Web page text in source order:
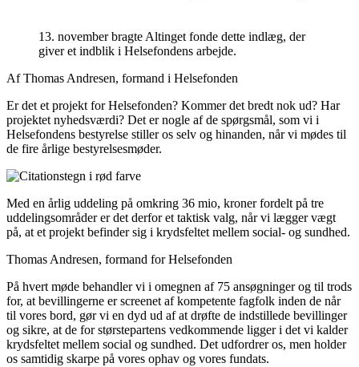
13. november bragte Altinget fonde dette indlæg, der
giver et indblik i Helsefondens arbejde.
Af Thomas Andresen, formand i Helsefonden
Er det et projekt for Helsefonden? Kommer det bredt nok ud? Har
projektet nyhedsværdi? Det er nogle af de spørgsmål, som vi i
Helsefondens bestyrelse stiller os selv og hinanden, når vi mødes til
de fire årlige bestyrelsesmøder.
Med en årlig uddeling på omkring 36 mio, kroner fordelt på tre
uddelingsområder er det derfor et taktisk valg, når vi lægger vægt
på, at et projekt befinder sig i krydsfeltet mellem social- og sundhed.
Thomas Andresen, formand for Helsefonden
På hvert møde behandler vi i omegnen af 75 ansøgninger og til trods
for, at bevillingerne er screenet af kompetente fagfolk inden de når
til vores bord, gør vi en dyd ud af at drøfte de indstillede bevillinger
og sikre, at de for størstepartens vedkommende ligger i det vi kalder
krydsfeltet mellem social og sundhed. Det udfordrer os, men holder
os samtidig skarpe på vores ophav og vores fundats.